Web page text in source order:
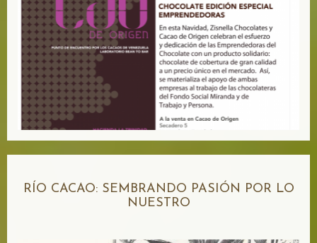
RÍO CACAO: SEMBRANDO PASIÓN POR LO
NUESTRO